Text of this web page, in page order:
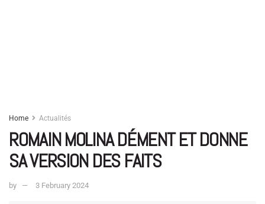
Home Actualités
ROMAIN MOLINA DÉMENT ET DONNE
SA VERSION DES FAITS
by 3 February 2024